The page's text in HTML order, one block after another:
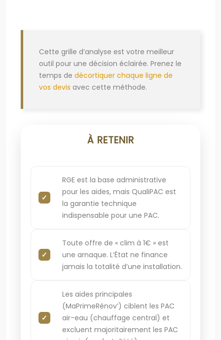
Cette grille d’analyse est votre meilleur
outil pour une décision éclairée. Prenez le
temps de décortiquer chaque ligne de
vos devis avec cette méthode.
À RETENIR
RGE est la base administrative
pour les aides, mais QualiPAC est
la garantie technique
indispensable pour une PAC.
Toute offre de « clim à 1€ » est
une arnaque. L’État ne finance
jamais la totalité d’une installation.
Les aides principales
(MaPrimeRénov’) ciblent les PAC
air-eau (chauffage central) et
excluent majoritairement les PAC